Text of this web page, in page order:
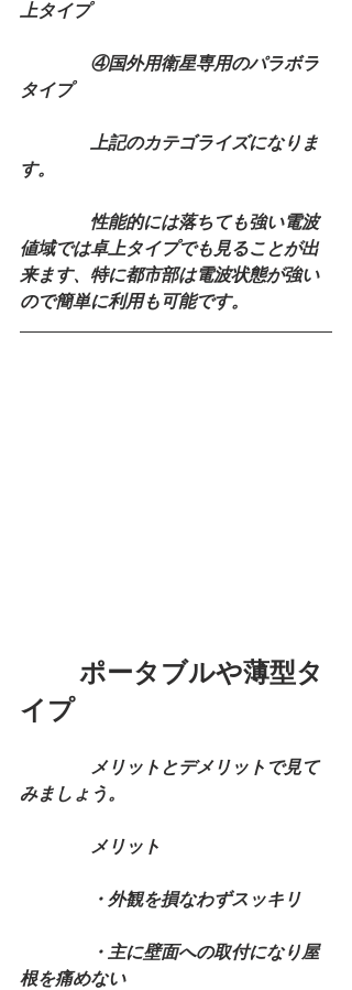
上タイプ
④国外用衛星専用のパラボラ
タイプ
上記のカテゴライズになりま
す。
性能的には落ちても強い電波
値域では卓上タイプでも見ることが出
来ます、特に都市部は電波状態が強い
ので簡単に利用も可能です。
ポータブルや薄型タ
イプ
メリットとデメリットで見て
みましょう。
メリット
・外観を損なわずスッキリ
・主に壁面への取付になり屋
根を痛めない